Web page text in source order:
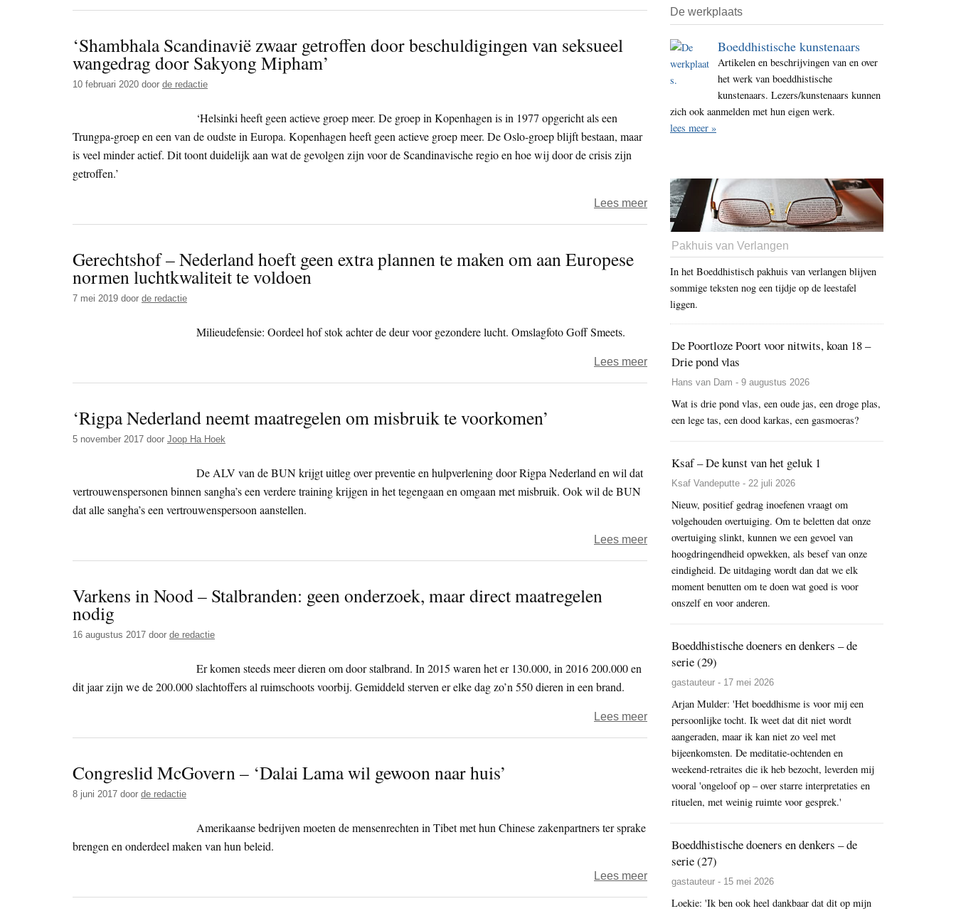
Belgische
boeddhistische
centra
sluiten
deuren,
Nederland
‘Shambhala Scandinavië zwaar getroffen door beschuldigingen van seksueel
wangedrag door Sakyong Mipham’
10 februari 2020 door de redactie
‘Helsinki heeft geen actieve groep meer. De groep in Kopenhagen is in 1977 opgericht als een
Trungpa-groep en een van de oudste in Europa. Kopenhagen heeft geen actieve groep meer. De Oslo-groep blijft bestaan, maar
is veel minder actief. Dit toont duidelijk aan wat de gevolgen zijn voor de Scandinavische regio en hoe wij door de crisis zijn
getroffen.’
Lees meerover
‘Shambhala
Scandinavië
zwaar
getroffen
beschuldigingen
seksueel
wangedrag
door
Sakyong
Mipham’
Gerechtshof – Nederland hoeft geen extra plannen te maken om aan Europese
normen luchtkwaliteit te voldoen
7 mei 2019 door de redactie
Milieudefensie: Oordeel hof stok achter de deur voor gezondere lucht. Omslagfoto Goff Smeets.
Lees meerover
Gerechtshof
Nederland
plannen
maken
om
aan
Europese
normen
voldoen
‘Rigpa Nederland neemt maatregelen om misbruik te voorkomen’
5 november 2017 door Joop Ha Hoek
De ALV van de BUN krijgt uitleg over preventie en hulpverlening door Rigpa Nederland en wil dat
vertrouwenspersonen binnen sangha’s een verdere training krijgen in het tegengaan en omgaan met misbruik. Ook wil de BUN
dat alle sangha’s een vertrouwenspersoon aanstellen.
Lees meerover
‘Rigpa
Nederland
neemt
misbruik
voorkomen’
Varkens in Nood – Stalbranden: geen onderzoek, maar direct maatregelen
nodig
16 augustus 2017 door de redactie
Er komen steeds meer dieren om door stalbrand. In 2015 waren het er 130.000, in 2016 200.000 en
dit jaar zijn we de 200.000 slachtoffers al ruimschoots voorbij. Gemiddeld sterven er elke dag zo’n 550 dieren in een brand.
Lees meerover
Varkens
Nood
Stalbranden:
onderzoek,
maar
direct
maatregelen
Congreslid McGovern – ‘Dalai Lama wil gewoon naar huis’
8 juni 2017 door de redactie
Amerikaanse bedrijven moeten de mensenrechten in Tibet met hun Chinese zakenpartners ter sprake
brengen en onderdeel maken van hun beleid.
Lees meerover
De werkplaats
Boeddhistische kunstenaars
Artikelen en beschrijvingen van en over
het werk van boeddhistische
kunstenaars. Lezers/kunstenaars kunnen
zich ook aanmelden met hun eigen werk.
lees meer »
Pakhuis van Verlangen
In het Boeddhistisch pakhuis van verlangen blijven
sommige teksten nog een tijdje op de leestafel
liggen.
De Poortloze Poort voor nitwits, koan 18 –
Drie pond vlas
Hans van Dam - 9 augustus 2026
Wat is drie pond vlas, een oude jas, een droge plas,
een lege tas, een dood karkas, een gasmoeras?
Ksaf – De kunst van het geluk 1
Ksaf Vandeputte - 22 juli 2026
Nieuw, positief gedrag inoefenen vraagt om
volgehouden overtuiging. Om te beletten dat onze
overtuiging slinkt, kunnen we een gevoel van
hoogdringendheid opwekken, als besef van onze
eindigheid. De uitdaging wordt dan dat we elk
moment benutten om te doen wat goed is voor
onszelf en voor anderen.
Boeddhistische doeners en denkers – de
serie (29)
gastauteur - 17 mei 2026
Arjan Mulder: 'Het boeddhisme is voor mij een
persoonlijke tocht. Ik weet dat dit niet wordt
aangeraden, maar ik kan niet zo veel met
bijeenkomsten. De meditatie-ochtenden en
weekend-retraites die ik heb bezocht, leverden mij
vooral 'ongeloof op – over starre interpretaties en
rituelen, met weinig ruimte voor gesprek.'
Boeddhistische doeners en denkers – de
serie (27)
gastauteur - 15 mei 2026
Loekie: 'Ik ben ook heel dankbaar dat dit op mijn